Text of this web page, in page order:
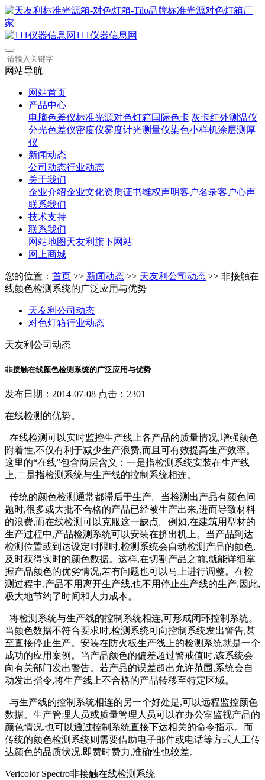
111仪器信息网
网站导航
网站首页
产品中心
电脑色差仪标准光源对色灯箱国际色卡|灰卡红外测温仪
分光色差仪密度仪雾度计光测量仪染色小样机涂层测厚
仪
新闻动态
公司动态行业动态
关于我们
企业介绍企业文化资质证书维权声明客户名录客户心声
联系我们
技术支持
联系我们
网站地图天友利旗下网站
网上商城
您的位置： 首页 >> 新闻动态 >> 天友利公司动态 >> 非接触在
线颜色检测系统的广泛应用与优势
天友利公司动态
对色灯箱行业动态
天友利公司动态
非接触在线颜色检测系统的广泛应用与优势
发布日期：2014-07-08 点击：2301
在线检测的优势。
在线检测可以实时监控生产线上各产品的质量情况,增强颜色
附着性,不仅有利于减少生产浪费,而且可有效提高生产效率。
这里的“在线”包含两层含义：一是指检测系统安装在生产线
上,二是指检测系统与生产线的控制系统相连。
传统的颜色检测通常都滞后于生产。当检测出产品有颜色问
题时,很多或大批不合格的产品已经被生产出来,进而导致材料
的浪费,而在线检测可以克服这一缺点。例如,在建筑用型材的
生产过程中,产品检测系统可以安装在挤出机上。当产品到达
检测位置或到达设定时限时,检测系统会自动检测产品的颜色,
及时获得实时的颜色数据。这样,在切割产品之前,就能详细掌
握产品颜色的优劣情况,若有问题也可以马上进行调整。在检
测过程中,产品不用离开生产线,也不用停止生产线的生产,因此,
极大地节约了时间和人力成本。
将检测系统与生产线的控制系统相连,可形成闭环控制系统。
当颜色数据不符合要求时,检测系统可向控制系统发出警告,甚
至直接停止生产。安装在防火板生产线上的检测系统就是一个
成功的应用案例。当产品颜色的偏差超过警戒值时,该系统会
向有关部门发出警告。若产品的误差超出允许范围,系统会自
动发出指令,将生产线上不合格的产品转移至特定区域。
与生产线的控制系统相连的另一个好处是,可以远程监控颜色
数据。生产管理人员或质量管理人员可以在办公室监视产品的
颜色情况,也可以通过控制系统直接下达相关的命令指示。而
传统的颜色检测系统则需要借助电子邮件或电话等方式人工传
达颜色的品质状况,即费时费力,准确性也较差。
Vericolor Spectro非接触在线检测系统